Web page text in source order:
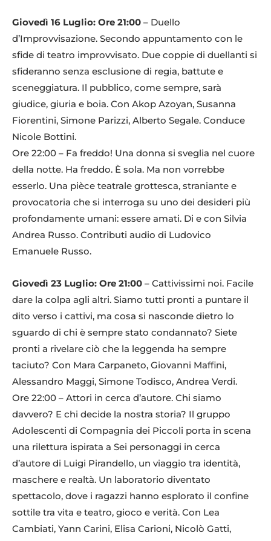
Giovedì 16 Luglio: Ore 21:00 – Duello
d’Improvvisazione. Secondo appuntamento con le
sfide di teatro improvvisato. Due coppie di duellanti si
sfideranno senza esclusione di regia, battute e
sceneggiatura. Il pubblico, come sempre, sarà
giudice, giuria e boia. Con Akop Azoyan, Susanna
Fiorentini, Simone Parizzi, Alberto Segale. Conduce
Nicole Bottini.
Ore 22:00 – Fa freddo! Una donna si sveglia nel cuore
della notte. Ha freddo. È sola. Ma non vorrebbe
esserlo. Una pièce teatrale grottesca, straniante e
provocatoria che si interroga su uno dei desideri più
profondamente umani: essere amati. Di e con Silvia
Andrea Russo. Contributi audio di Ludovico
Emanuele Russo.
Giovedì 23 Luglio: Ore 21:00 – Cattivissimi noi. Facile
dare la colpa agli altri. Siamo tutti pronti a puntare il
dito verso i cattivi, ma cosa si nasconde dietro lo
sguardo di chi è sempre stato condannato? Siete
pronti a rivelare ciò che la leggenda ha sempre
taciuto? Con Mara Carpaneto, Giovanni Maffini,
Alessandro Maggi, Simone Todisco, Andrea Verdi.
Ore 22:00 – Attori in cerca d’autore. Chi siamo
davvero? E chi decide la nostra storia? Il gruppo
Adolescenti di Compagnia dei Piccoli porta in scena
una rilettura ispirata a Sei personaggi in cerca
d’autore di Luigi Pirandello, un viaggio tra identità,
maschere e realtà. Un laboratorio diventato
spettacolo, dove i ragazzi hanno esplorato il confine
sottile tra vita e teatro, gioco e verità. Con Lea
Cambiati, Yann Carini, Elisa Carioni, Nicolò Gatti,